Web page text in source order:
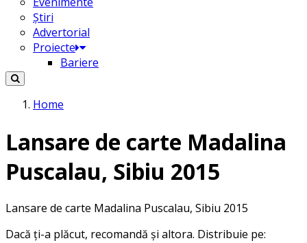
Știri
Advertorial
Proiecte
Bariere
Home
Lansare de carte Madalina
Puscalau, Sibiu 2015
Lansare de carte Madalina Puscalau, Sibiu 2015
Dacă ți-a plăcut, recomandă și altora. Distribuie pe: